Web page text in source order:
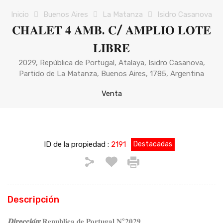
Inicio Buenos Aires La Matanza Isidro Casanova
𝐂𝐇𝐀𝐋𝐄𝐓 𝟒 𝐀𝐌𝐁. 𝐂/ 𝐀𝐌𝐏𝐋𝐈𝐎 𝐋𝐎𝐓𝐄
𝐋𝐈𝐁𝐑𝐄
2029, República de Portugal, Atalaya, Isidro Casanova,
Partido de La Matanza, Buenos Aires, 1785, Argentina
Venta
ID de la propiedad : 2191 Destacadas
Descripción